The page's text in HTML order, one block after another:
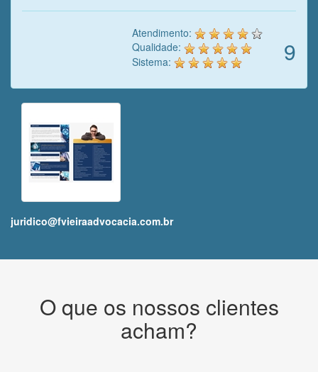
9
Atendimento:
Qualidade:
Sistema:
juridico@fvieiraadvocacia.com.br
O que os nossos clientes
acham?